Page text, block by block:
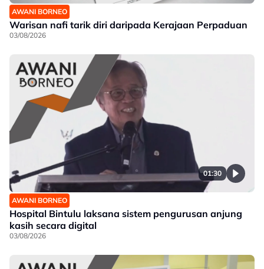
AWANI BORNEO
Warisan nafi tarik diri daripada Kerajaan Perpaduan
03/08/2026
01:30
AWANI BORNEO
Hospital Bintulu laksana sistem pengurusan anjung
kasih secara digital
03/08/2026